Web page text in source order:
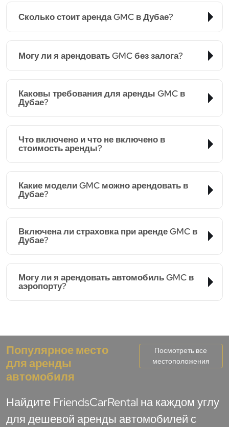
Сколько стоит аренда GMC в Дубае?
Могу ли я арендовать GMC без залога?
Каковы требования для аренды GMC в
Дубае?
Что включено и что не включено в
стоимость аренды?
Какие модели GMC можно арендовать в
Дубае?
Включена ли страховка при аренде GMC в
Дубае?
Могу ли я арендовать автомобиль GMC в
аэропорту?
Популярное место
для аренды
автомобиля
Посмотреть все
местоположения
Найдите FriendsCarRental на каждом углу
для дешевой аренды автомобилей с